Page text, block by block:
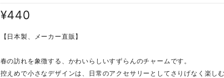
¥440
【日本製、メーカー直販】
春の訪れを象徴する、かわいらしいすずらんのチャームです。
控えめで小さなデザインは、日常のアクセサリーとしてさりげなく楽し